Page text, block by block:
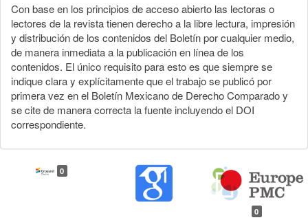
Con base en los principios de acceso abierto las lectoras o
lectores de la revista tienen derecho a la libre lectura, impresión
y distribución de los contenidos del Boletín por cualquier medio,
de manera inmediata a la publicación en línea de los
contenidos. El único requisito para esto es que siempre se
indique clara y explícitamente que el trabajo se publicó por
primera vez en el Boletín Mexicano de Derecho Comparado y
se cite de manera correcta la fuente incluyendo el DOI
correspondiente.
0
0